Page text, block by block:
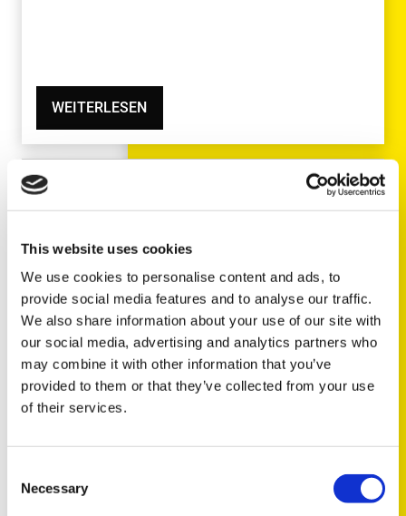
This website uses cookies
We use cookies to personalise content and ads, to
provide social media features and to analyse our traffic.
We also share information about your use of our site with
our social media, advertising and analytics partners who
may combine it with other information that you’ve
provided to them or that they’ve collected from your use
of their services.
Selection
Necessary
WEITERLESEN
TECH NEWS
2016
Alle Bremsenteile von ein und
demselben Lieferanten
Dank der zahlreichen Programmerweiterungen der
letzten Jahre im Bereich Bremssysteme ist
Triscan…